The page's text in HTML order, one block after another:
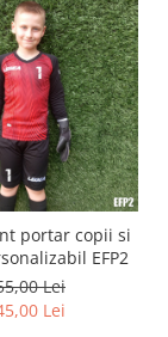
portar copii si
EFP2
Lei
Lei